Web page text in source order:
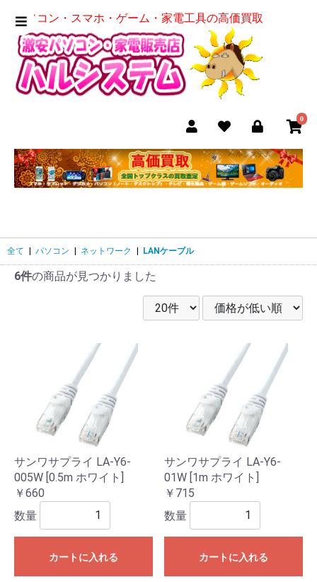
パソコン・スマホ・ゲーム・家電工具の高価買取
0
全て | パソコン | ネットワーク | LANケーブル
6件の商品が見つかりました
サンワサプライ LA-Y6-
005W [0.5m ホワイト]
￥660
数量
カートに入れる
サンワサプライ LA-Y6-
01W [1m ホワイト]
￥715
数量
カートに入れる